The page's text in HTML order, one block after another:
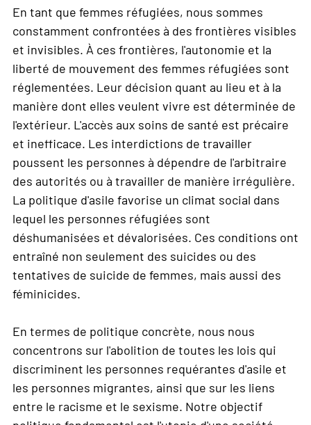
En tant que femmes réfugiées, nous sommes
constamment confrontées à des frontières visibles
et invisibles. À ces frontières, l'autonomie et la
liberté de mouvement des femmes réfugiées sont
réglementées. Leur décision quant au lieu et à la
manière dont elles veulent vivre est déterminée de
l'extérieur. L'accès aux soins de santé est précaire
et inefficace. Les interdictions de travailler
poussent les personnes à dépendre de l'arbitraire
des autorités ou à travailler de manière irrégulière.
La politique d'asile favorise un climat social dans
lequel les personnes réfugiées sont
déshumanisées et dévalorisées. Ces conditions ont
entraîné non seulement des suicides ou des
tentatives de suicide de femmes, mais aussi des
féminicides.
En termes de politique concrète, nous nous
concentrons sur l'abolition de toutes les lois qui
discriminent les personnes requérantes d'asile et
les personnes migrantes, ainsi que sur les liens
entre le racisme et le sexisme. Notre objectif